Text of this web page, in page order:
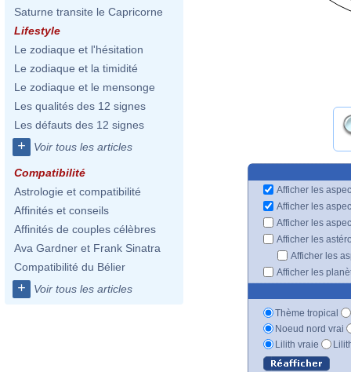
Saturne transite le Capricorne
Lifestyle
Le zodiaque et l'hésitation
Le zodiaque et la timidité
Le zodiaque et le mensonge
Les qualités des 12 signes
Les défauts des 12 signes
+ Voir tous les articles
Compatibilité
Astrologie et compatibilité
Affinités et conseils
Affinités de couples célèbres
Ava Gardner et Frank Sinatra
Compatibilité du Bélier
+ Voir tous les articles
Afficher les
Afficher les
Afficher les
Afficher les
Afficher les
Afficher les
Thème tropical
Noeud nord vrai
Lilith vraie